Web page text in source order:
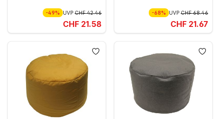
-49% UVP CHF 42.46
CHF 21.58
-68% UVPCHF 68.46
CHF 21.67